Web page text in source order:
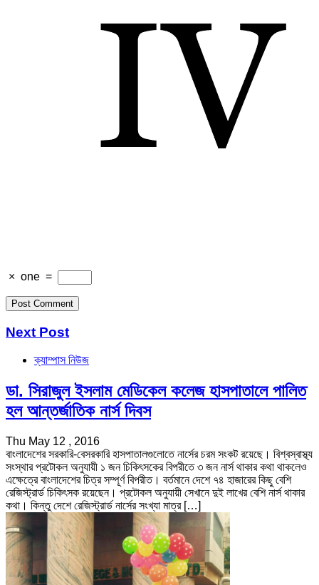
× one =
Next Post
ক্যাম্পাস নিউজ
ডা. সিরাজুল ইসলাম মেডিকেল কলেজ হাসপাতালে পালিত
হল আন্তর্জাতিক নার্স দিবস
Thu May 12 , 2016
বাংলাদেশের সরকারি-বেসরকারি হাসপাতালগুলোতে নার্সের চরম সংকট রয়েছে। বিশ্বস্বাস্থ্য
সংস্থার প্রটোকল অনুযায়ী ১ জন চিকিৎসকের বিপরীতে ৩ জন নার্স থাকার কথা থাকলেও
এক্ষেত্রে বাংলাদেশের চিত্র সম্পূর্ণ বিপরীত। বর্তমানে দেশে ৭৪ হাজারের কিছু বেশি
রেজিস্ট্রার্ড চিকিৎসক রয়েছেন। প্রটোকল অনুযায়ী সেখানে দুই লাখের বেশি নার্স থাকার
কথা। কিন্তু দেশে রেজিস্ট্রার্ড নার্সের সংখ্যা মাত্র […]